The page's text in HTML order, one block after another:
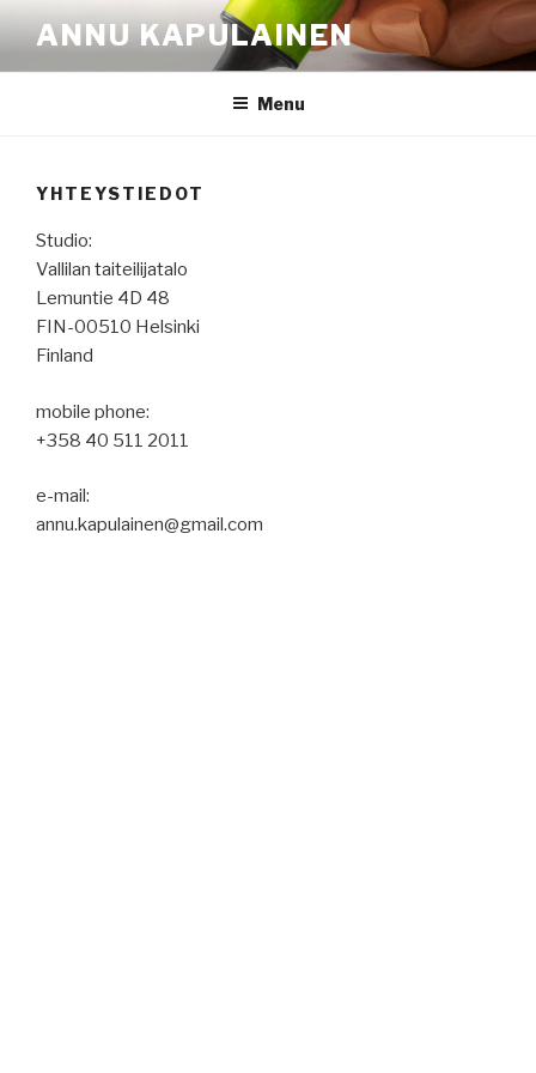
content
ANNU KAPULAINEN
Menu
YHTEYSTIEDOT
Studio:
Vallilan taiteilijatalo
Lemuntie 4D 48
FIN-00510 Helsinki
Finland
mobile phone:
+358 40 511 2011
e-mail:
annu.kapulainen@gmail.com